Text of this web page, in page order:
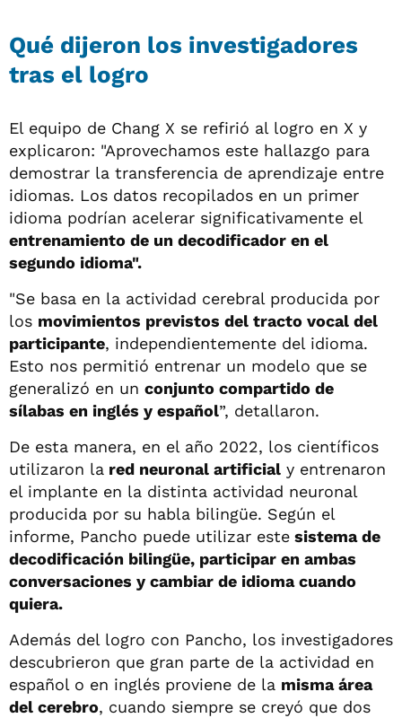
Qué dijeron los investigadores
tras el logro
El equipo de Chang X se refirió al logro en X y
explicaron: "Aprovechamos este hallazgo para
demostrar la transferencia de aprendizaje entre
idiomas. Los datos recopilados en un primer
idioma podrían acelerar significativamente el
entrenamiento de un decodificador en el
segundo idioma".
"Se basa en la actividad cerebral producida por
los movimientos previstos del tracto vocal del
participante, independientemente del idioma.
Esto nos permitió entrenar un modelo que se
generalizó en un conjunto compartido de
sílabas en inglés y español”, detallaron.
De esta manera, en el año 2022, los científicos
utilizaron la red neuronal artificial y entrenaron
el implante en la distinta actividad neuronal
producida por su habla bilingüe. Según el
informe, Pancho puede utilizar este sistema de
decodificación bilingüe, participar en ambas
conversaciones y cambiar de idioma cuando
quiera.
Además del logro con Pancho, los investigadores
descubrieron que gran parte de la actividad en
español o en inglés proviene de la misma área
del cerebro, cuando siempre se creyó que dos